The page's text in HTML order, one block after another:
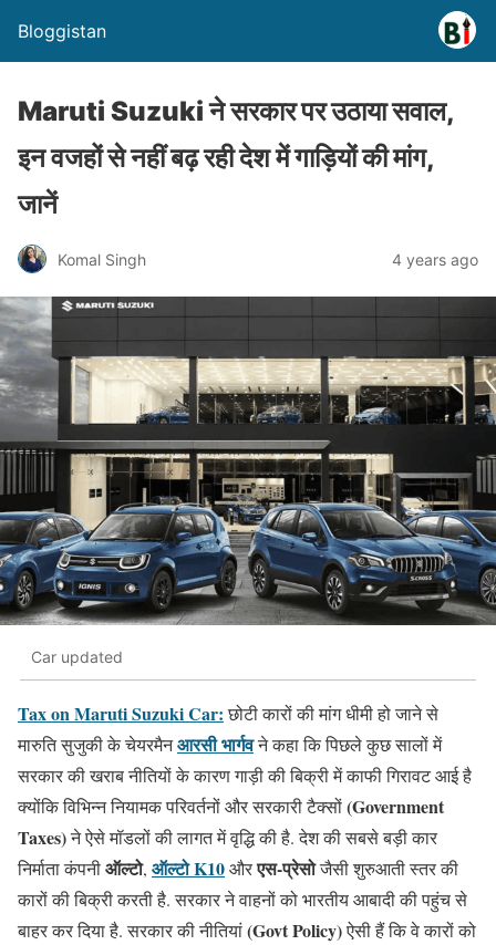
Bloggistan
Maruti Suzuki ने सरकार पर उठाया सवाल,
इन वजहों से नहीं बढ़ रही देश में गाड़ियों की मांग,
जानें
Komal Singh 4 years ago
Car updated
Tax on Maruti Suzuki Car:छोटी कारों की मांग धीमी हो जाने से
मारुति सुजुकी के चेयरमैनआरसी भार्गवने कहा कि पिछले कुछ सालों में
सरकार की खराब नीतियों के कारण गाड़ी की बिक्री में काफी गिरावट आई है
क्योंकि विभिन्न नियामक परिवर्तनों और सरकारी टैक्सों(Government
Taxes)ने ऐसे मॉडलों की लागत में वृद्धि की है. देश की सबसे बड़ी कार
निर्माता कंपनीऑल्टो, ऑल्टो K10औरएस-प्रेसोजैसी शुरुआती स्तर की
कारों की बिक्री करती है. सरकार ने वाहनों को भारतीय आबादी की पहुंच से
बाहर कर दिया है. सरकार की नीतियां(Govt Policy)ऐसी हैं कि वे कारों को